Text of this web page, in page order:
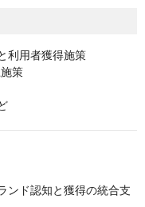
利用者獲得施策
施策
ンド認知と獲得の統合支